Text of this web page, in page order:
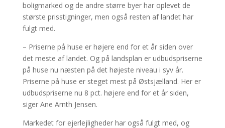
boligmarked og de andre større byer har oplevet de
største prisstigninger, men også resten af landet har
fulgt med.
– Priserne på huse er højere end for et år siden over
det meste af landet. Og på landsplan er udbudspriserne
på huse nu næsten på det højeste niveau i syv år.
Priserne på huse er steget mest på Østsjælland. Her er
udbudspriserne nu 8 pct. højere end for et år siden,
siger Ane Arnth Jensen.
Markedet for ejerlejligheder har også fulgt med, og